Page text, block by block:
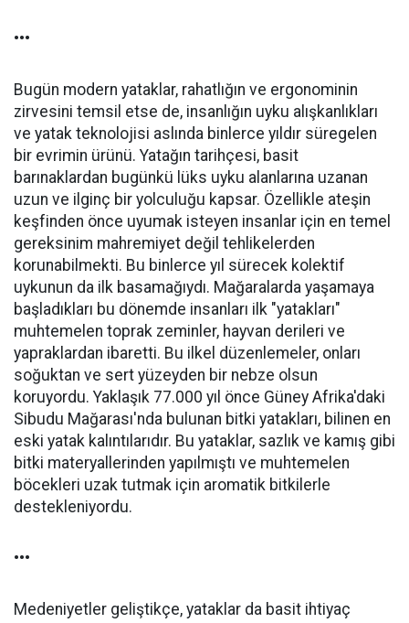
•••
Bugün modern yataklar, rahatlığın ve ergonominin
zirvesini temsil etse de, insanlığın uyku alışkanlıkları
ve yatak teknolojisi aslında binlerce yıldır süregelen
bir evrimin ürünü. Yatağın tarihçesi, basit
barınaklardan bugünkü lüks uyku alanlarına uzanan
uzun ve ilginç bir yolculuğu kapsar. Özellikle ateşin
keşfinden önce uyumak isteyen insanlar için en temel
gereksinim mahremiyet değil tehlikelerden
korunabilmekti. Bu binlerce yıl sürecek kolektif
uykunun da ilk basamağıydı. Mağaralarda yaşamaya
başladıkları bu dönemde insanları ilk "yatakları"
muhtemelen toprak zeminler, hayvan derileri ve
yapraklardan ibaretti. Bu ilkel düzenlemeler, onları
soğuktan ve sert yüzeyden bir nebze olsun
koruyordu. Yaklaşık 77.000 yıl önce Güney Afrika'daki
Sibudu Mağarası'nda bulunan bitki yatakları, bilinen en
eski yatak kalıntılarıdır. Bu yataklar, sazlık ve kamış gibi
bitki materyallerinden yapılmıştı ve muhtemelen
böcekleri uzak tutmak için aromatik bitkilerle
destekleniyordu.
•••
Medeniyetler geliştikçe, yataklar da basit ihtiyaç